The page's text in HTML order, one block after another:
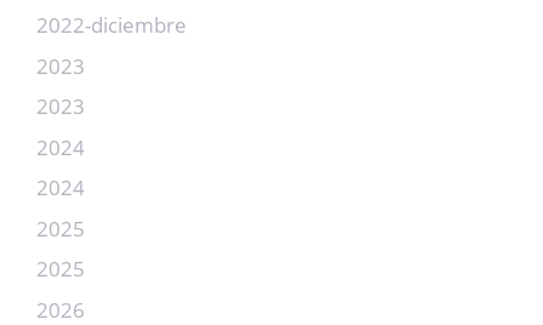
2022-diciembre
2023
2023
2024
2024
2025
2025
2026